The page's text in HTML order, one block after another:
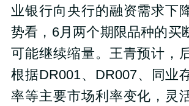
业银行向央行的融资需求下
势看，6月两个期限品种的买
可能继续缩量。王青预计，
根据DR001、DR007、同业
率等主要市场利率变化，灵